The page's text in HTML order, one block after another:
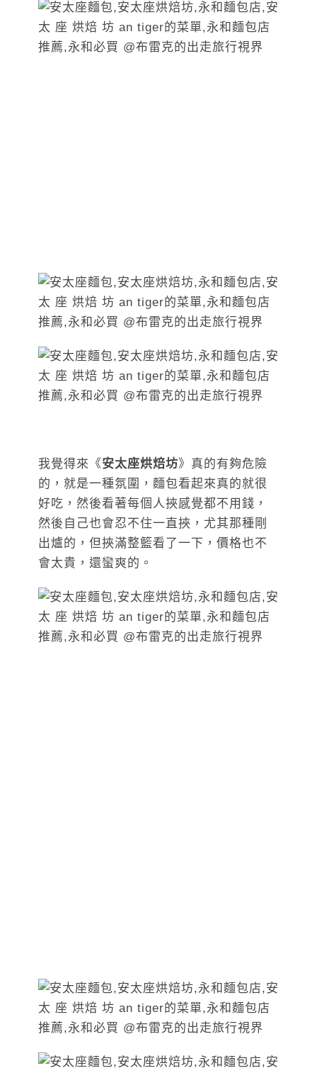
我覺得來《安太座烘焙坊》真的有夠危險
的，就是一種氛圍，麵包看起來真的就很
好吃，然後看著每個人挾感覺都不用錢，
然後自己也會忍不住一直挾，尤其那種剛
出爐的，但挾滿整籃看了一下，價格也不
會太貴，還蠻爽的。